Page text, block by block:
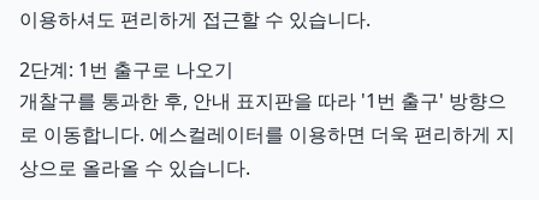
이용하셔도 편리하게 접근할 수 있습니다.
2단계: 1번 출구로 나오기
개찰구를 통과한 후, 안내 표지판을 따라 '1번 출구' 방향으
로 이동합니다. 에스컬레이터를 이용하면 더욱 편리하게 지
상으로 올라올 수 있습니다.